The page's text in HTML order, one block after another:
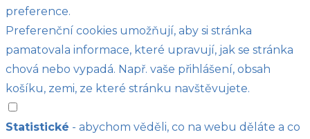
preference.
Preferenční cookies umožňují, aby si stránka
pamatovala informace, které upravují, jak se stránka
chová nebo vypadá. Např. vaše přihlášení, obsah
košíku, zemi, ze které stránku navštěvujete.
Statistické - abychom věděli, co na webu děláte a co